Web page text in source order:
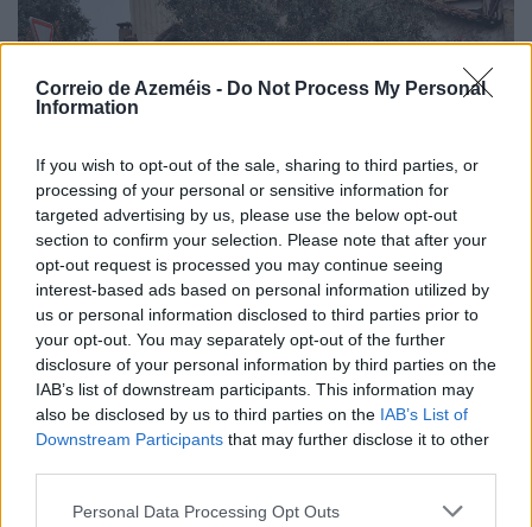
Correio de Azeméis - Do Not Process My Personal
Information
If you wish to opt-out of the sale, sharing to third parties, or
processing of your personal or sensitive information for
targeted advertising by us, please use the below opt-out
section to confirm your selection. Please note that after your
opt-out request is processed you may continue seeing
interest-based ads based on personal information utilized by
us or personal information disclosed to third parties prior to
your opt-out. You may separately opt-out of the further
disclosure of your personal information by third parties on the
IAB’s list of downstream participants. This information may
also be disclosed by us to third parties on the IAB’s List of
Downstream Participants that may further disclose it to other
Personal Data Processing Opt Outs
Placa improvisada pede civismo, sacos respondem
no passeio
7/08/2026